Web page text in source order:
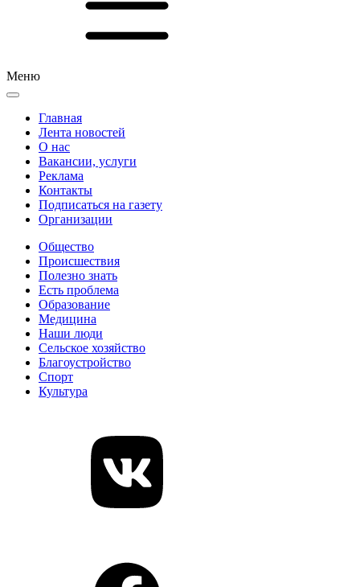
Меню
Главная
Лента новостей
О нас
Вакансии, услуги
Реклама
Контакты
Подписаться на газету
Организации
Общество
Происшествия
Полезно знать
Есть проблема
Образование
Медицина
Наши люди
Сельское хозяйство
Благоустройство
Спорт
Культура